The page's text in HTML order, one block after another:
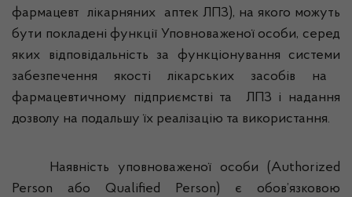
фармацевт
лікарняних
аптек ЛПЗ), на якого можуть
бути покладені функції Уповноваженої особи, серед
яких відповідальність за функціонування системи
забезпечення якості лікарських засобів на
фармацевтичному підприємстві та
ЛПЗ і надання
дозволу на подальшу їх реалізацію та використання.
Наявність уповноваженої особи (Authorized
Person або Qualified Person) є обов’язковою